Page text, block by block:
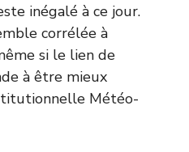
inégalé à ce jour.
corrélée à
si le lien de
à être mieux
Météo-